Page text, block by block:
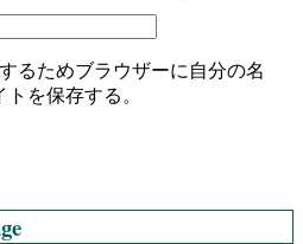
るためブラウザーに自分の名
を保存する。